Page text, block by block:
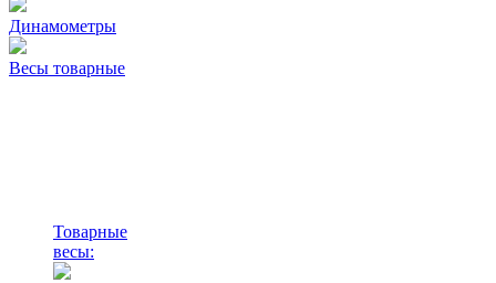
Динамометры
Весы товарные
Товарные
весы: